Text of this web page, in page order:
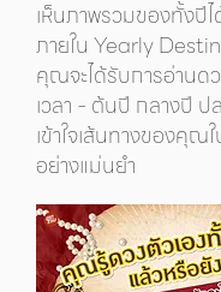
เห็นภาพรวมของทั้งปีไ
ภายใน Yearly
คุณจะได้รับการอ่านด
เวลา - ต้นปี กลางปี ป
เข้าใจเส้นทางของคุณ
อย่างแม่นยำ